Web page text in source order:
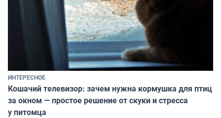
ИНТЕРЕСНОЕ
Кошачий телевизор: зачем нужна кормушка для птиц
за окном — простое решение от скуки и стресса
у питомца